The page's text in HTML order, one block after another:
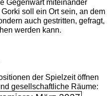
Gegenwart miteinander
soll ein Ort sein, an dem
auch gestritten, gefragt,
werden kann.
der Spielzeit öffnen
gesellschaftliche Räume: